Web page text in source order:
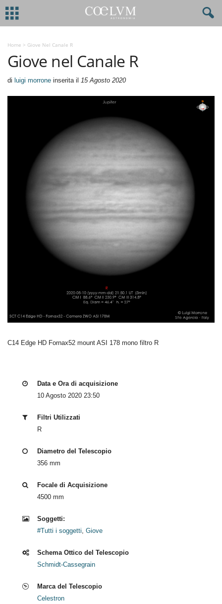
Home > Giove Nel Canale R
Giove nel Canale R
di luigi morrone inserita il 15 Agosto 2020
C14 Edge HD Fornax52 mount ASI 178 mono filtro R
Data e Ora di acquisizione
10 Agosto 2020 23:50
Filtri Utilizzati
R
Diametro del Telescopio
356 mm
Focale di Acquisizione
4500 mm
Soggetti:
#Tutti i soggetti, Giove
Schema Ottico del Telescopio
Schmidt-Cassegrain
Marca del Telescopio
Celestron